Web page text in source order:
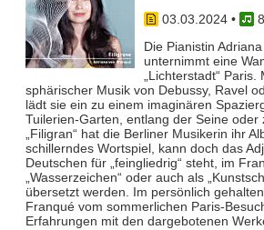
03.03.2024•
Die Pianistin
unternimmt eine
„Lichterstadt“ Paris.
sphärischer Musik von Debussy, Ravel
lädt sie ein zu einem imaginären
Tuilerien-Garten, entlang der Seine oder
„Filigran“ hat die Berliner Musikerin ihr
schillerndes Wortspiel, kann doch das
Deutschen für „feingliedrig“ steht, im
„Wasserzeichen“ oder auch als
übersetzt werden. Im persönlich
Franqué vom sommerlichen Paris-
Erfahrungen mit den dargebotenen